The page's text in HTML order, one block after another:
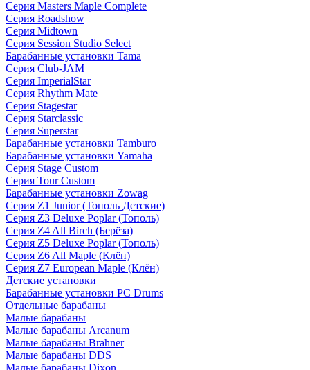
Серия Masters Maple Complete
Серия Roadshow
Серия Midtown
Серия Session Studio Select
Барабанные установки Tama
Серия Club-JAM
Серия ImperialStar
Серия Rhythm Mate
Серия Stagestar
Серия Starclassic
Серия Superstar
Барабанные установки Tamburo
Барабанные установки Yamaha
Серия Stage Custom
Серия Tour Custom
Барабанные установки Zowag
Серия Z1 Junior (Тополь Детские)
Серия Z3 Deluxe Poplar (Тополь)
Серия Z4 All Birch (Берёза)
Серия Z5 Deluxe Poplar (Тополь)
Серия Z6 All Maple (Клён)
Серия Z7 European Maple (Клён)
Детские установки
Барабанные установки PC Drums
Отдельные барабаны
Малые барабаны
Малые барабаны Arcanum
Малые барабаны Brahner
Малые барабаны DDS
Малые барабаны Dixon